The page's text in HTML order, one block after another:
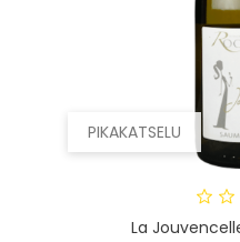
PIKAKATSELU
La